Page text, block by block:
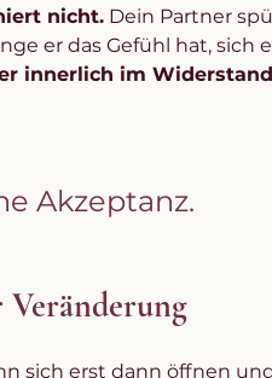
nicht. Dein Partner
er das Gefühl hat, sich
innerlich im
Akzeptanz.
Veränderung
sich erst dann öffnen